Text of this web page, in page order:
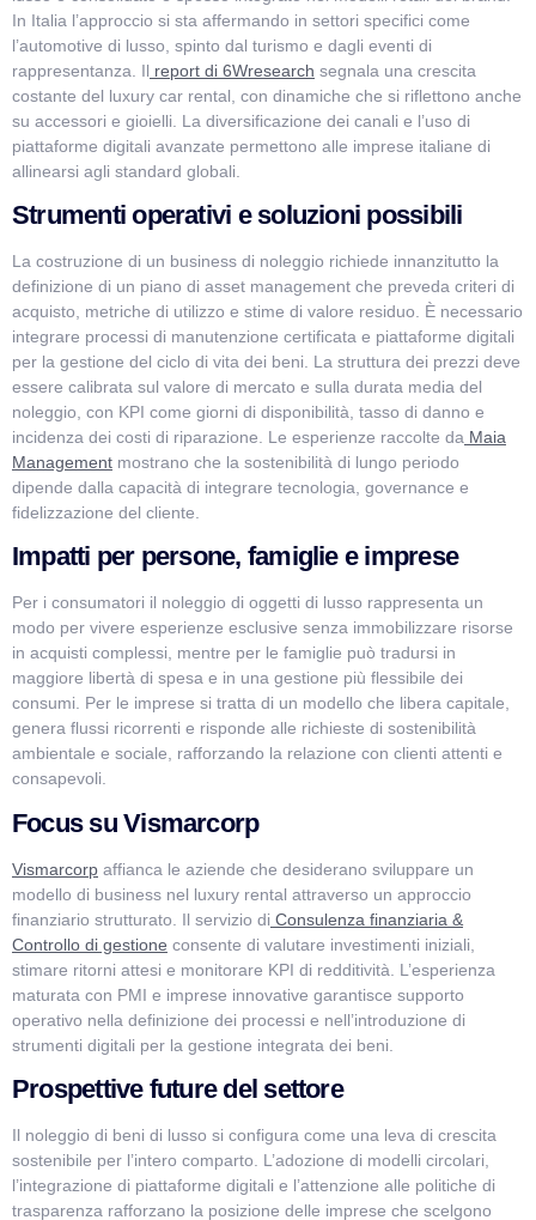
In Italia l’approccio si sta affermando in settori specifici come
l’automotive di lusso, spinto dal turismo e dagli eventi di
rappresentanza. Il report di 6Wresearch segnala una crescita
costante del luxury car rental, con dinamiche che si riflettono anche
su accessori e gioielli. La diversificazione dei canali e l’uso di
piattaforme digitali avanzate permettono alle imprese italiane di
allinearsi agli standard globali.
Strumenti operativi e soluzioni possibili
La costruzione di un business di noleggio richiede innanzitutto la
definizione di un piano di asset management che preveda criteri di
acquisto, metriche di utilizzo e stime di valore residuo. È necessario
integrare processi di manutenzione certificata e piattaforme digitali
per la gestione del ciclo di vita dei beni. La struttura dei prezzi deve
essere calibrata sul valore di mercato e sulla durata media del
noleggio, con KPI come giorni di disponibilità, tasso di danno e
incidenza dei costi di riparazione. Le esperienze raccolte da Maia
Management mostrano che la sostenibilità di lungo periodo
dipende dalla capacità di integrare tecnologia, governance e
fidelizzazione del cliente.
Impatti per persone, famiglie e imprese
Per i consumatori il noleggio di oggetti di lusso rappresenta un
modo per vivere esperienze esclusive senza immobilizzare risorse
in acquisti complessi, mentre per le famiglie può tradursi in
maggiore libertà di spesa e in una gestione più flessibile dei
consumi. Per le imprese si tratta di un modello che libera capitale,
genera flussi ricorrenti e risponde alle richieste di sostenibilità
ambientale e sociale, rafforzando la relazione con clienti attenti e
consapevoli.
Focus su Vismarcorp
Vismarcorp affianca le aziende che desiderano sviluppare un
modello di business nel luxury rental attraverso un approccio
finanziario strutturato. Il servizio di Consulenza finanziaria &
Controllo di gestione consente di valutare investimenti iniziali,
stimare ritorni attesi e monitorare KPI di redditività. L’esperienza
maturata con PMI e imprese innovative garantisce supporto
operativo nella definizione dei processi e nell’introduzione di
strumenti digitali per la gestione integrata dei beni.
Prospettive future del settore
Il noleggio di beni di lusso si configura come una leva di crescita
sostenibile per l’intero comparto. L’adozione di modelli circolari,
l’integrazione di piattaforme digitali e l’attenzione alle politiche di
trasparenza rafforzano la posizione delle imprese che scelgono